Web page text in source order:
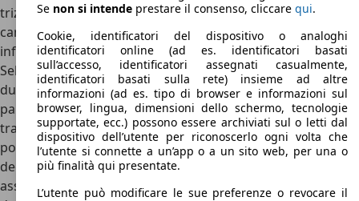
trizona di serie, mentre il tunnel centrale ospita la leva del
cambio e il discusso “pad” per comandare il sistema di
infotelematica.
Sebbene infatti ora lo schermo sia diventato touchscreen,
durante la marcia è ancora comandabile tramite questo
pannello tattile che dovrebbe ricordare l’utilizzo di un
trackpad di un PC portatile, ma in realtà è complicato e ben
poco intuitivo da usare. Questo è forse il maggiore limite
degli interni di Lexus LS, altrimenti ben fatti, ben
assemblati, ricchi di funzionalità ed estremamente comodi
Se non si intende prestare il consenso, cliccare qui.
Cookie, identificatori del dispositivo o analoghi
identificatori online (ad es. identificatori basati
sull’accesso, identificatori assegnati casualmente,
identificatori basati sulla rete) insieme ad altre
informazioni (ad es. tipo di browser e informazioni sul
browser, lingua, dimensioni dello schermo, tecnologie
supportate, ecc.) possono essere archiviati sul o letti dal
dispositivo dell’utente per riconoscerlo ogni volta che
l’utente si connette a un’app o a un sito web, per una o
più finalità qui presentate.
L’utente può modificare le sue preferenze o revocare il